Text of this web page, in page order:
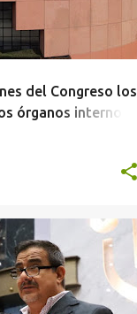
del Congreso los
órganos internos